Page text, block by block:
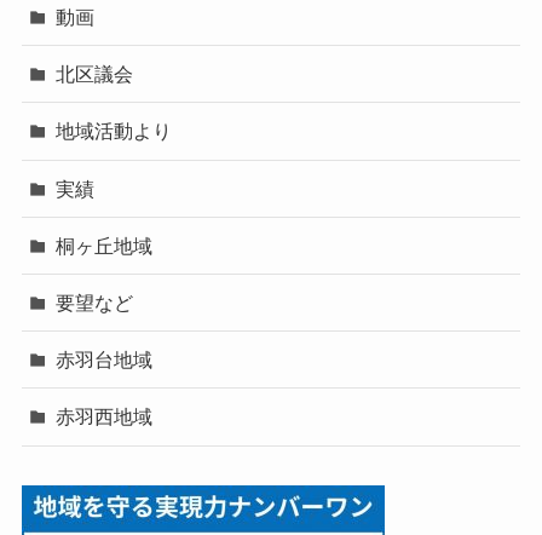
動画
北区議会
地域活動より
実績
桐ヶ丘地域
要望など
赤羽台地域
赤羽西地域